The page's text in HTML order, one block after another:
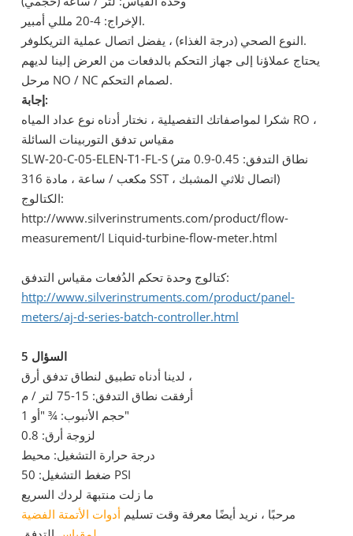
الإخراج: 4-20 مللي أمبير.
النوع الصحي (درجة الغذاء) ، يفضل اتصال عملية التريكلوفر.
يحتاج عملاؤنا إلى جهاز التحكم بالدفعات من العرض إلينا لديهم
مرحل NO / NC لصمام التحكم.
إجابة:
شكرا لمواصفاتك التفصيلية ، نختار أدناه نوع عداد المياه RO ،
مقياس تدفق التوربينات السائلة
SLW-20-C-05-ELEN-T1-FL-S (نطاق التدفق: 0.45-0.9 متر
مكعب / ساعة ، مادة 316 SST ، اتصال ثلاثي المشبك)
الكتالوج:
http://www.silverinstruments.com/product/flow-
measurement/l Liquid-turbine-flow-meter.html
كتالوج وحدة تحكم الدُفعات مقياس التدفق:
http://www.silverinstruments.com/product/panel-
meters/aj-d-series-batch-controller.html
السؤال 5
لدينا أدناه تطبيق لنطاق تدفق أرق ،
أرفقت نطاق التدفق: 15-75 لتر / م
حجم الأنبوب: ¾ "أو 1"
لزوجة أرق: 0.8
درجة حرارة التشغيل: محيط
ضغط التشغيل: 50 PSI
ما زلت منتبهة لردك السريع
مرحبًا ، نريد أيضًا معرفة وقت تسليم أدوات الأتمتة الفضية